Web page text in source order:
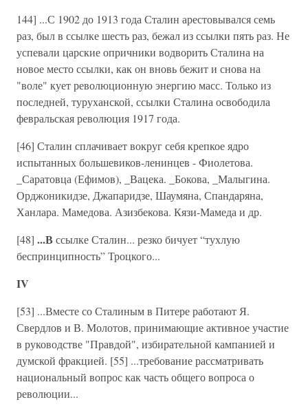
144] ...С 1902 до 1913 года Сталин арестовывался семь
раз, был в ссылке шесть раз, бежал из ссылки пять раз. Не
успевали царские опричники водворить Сталина на
новое место ссылки, как он вновь бежит и снова на
"воле" кует революционную энергию масс. Только из
последней, туруханской, ссылки Сталина освободила
февральская революция 1917 года.
[46] Сталин сплачивает вокруг себя крепкое ядро
испытанных большевиков-ленинцев - Фиолетова.
_Саратовца (Ефимов), _Вацека. _Бокова, _Малыгина.
Орджоникидзе, Джапаридзе, Шаумяна, Спандаряна,
Ханлара. Мамедова. Азизбекова. Кязи-Мамеда и др.
[48] ...Вссылке Сталин... резко бичует “тухлую
беспринципность” Троцкого...
IV
[53] ...Вместе со Сталиным в Питере работают Я.
Свердлов и В. Молотов, принимающие активное участие
в руководстве "Правдой", избирательной кампанией и
думской фракцией. [55] ...требование рассматривать
национальный вопрос как часть общего вопроса о
революции...